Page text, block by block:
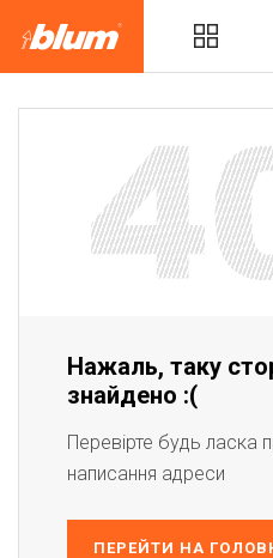
Нажаль, таку
знайдено :(
Перевірте будь ласка
написання адреси
ПЕРЕЙТИ НА